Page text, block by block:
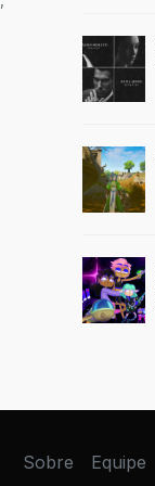
Sobre Equipe